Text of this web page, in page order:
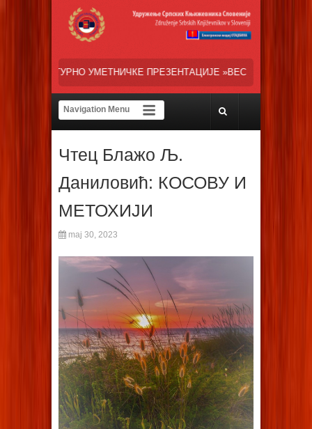
»ВЕСЕЛИ ДАНИ СРПСКЕ ДИЈАСПОРЕ« НАША
Чтец Блажо Љ.
Даниловић: КОСОВУ И
МЕТОХИЈИ
maj 30, 2023